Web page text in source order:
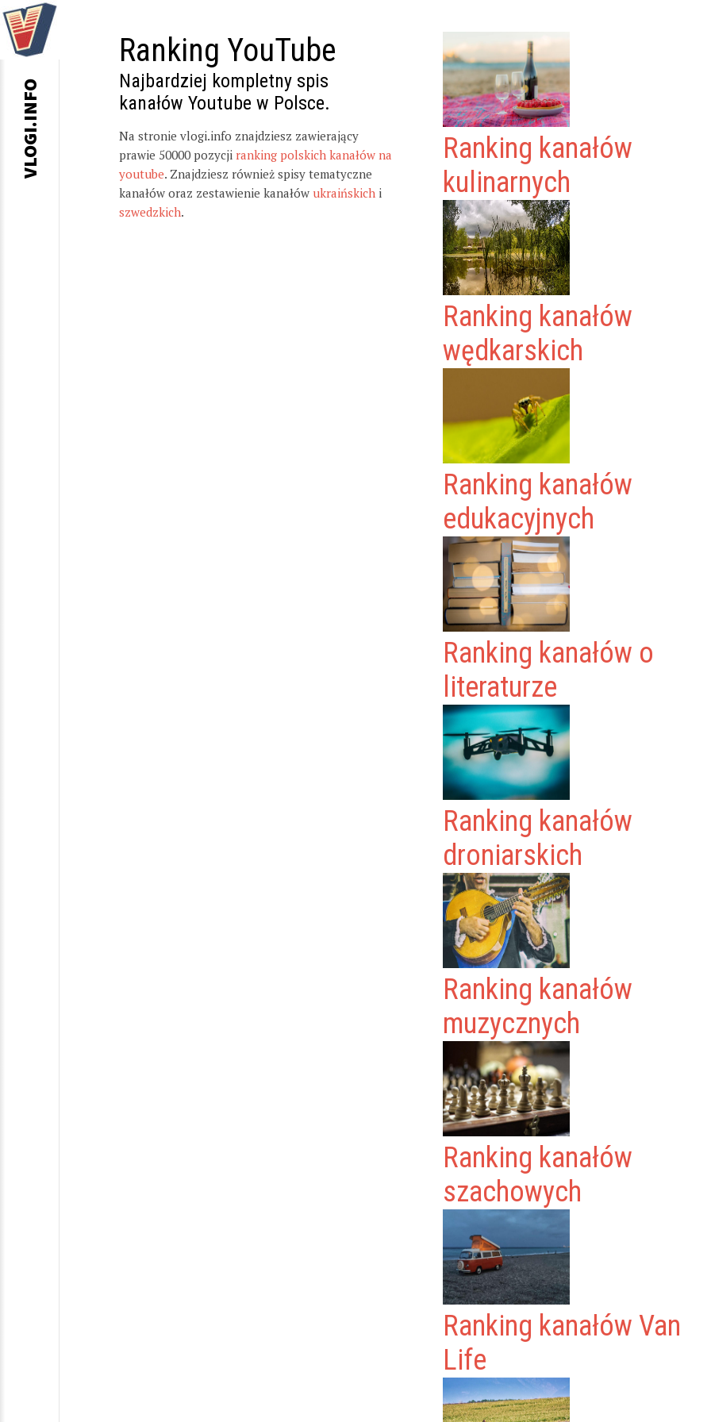
Ranking YouTube
Najbardziej kompletny spis
kanałów Youtube w Polsce.
Na stronie vlogi.info znajdziesz zawierający
prawie 50000 pozycji ranking polskich kanałów na
youtube. Znajdziesz również spisy tematyczne
kanałów oraz zestawienie kanałów ukraińskich i
szwedzkich.
Ranking kanałów
kulinarnych
Ranking kanałów
wędkarskich
Ranking kanałów
edukacyjnych
Ranking kanałów o
literaturze
Ranking kanałów
droniarskich
Ranking kanałów
muzycznych
Ranking kanałów
szachowych
Ranking kanałów Van
Life
VLOGI.INFO